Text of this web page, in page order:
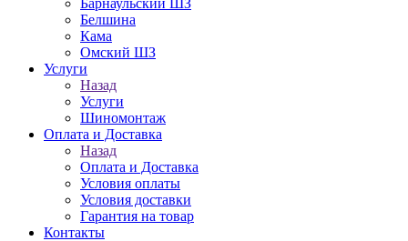
Барнаульский ШЗ
Белшина
Кама
Омский ШЗ
Услуги
Назад
Услуги
Шиномонтаж
Оплата и Доставка
Назад
Оплата и Доставка
Условия оплаты
Условия доставки
Гарантия на товар
Контакты